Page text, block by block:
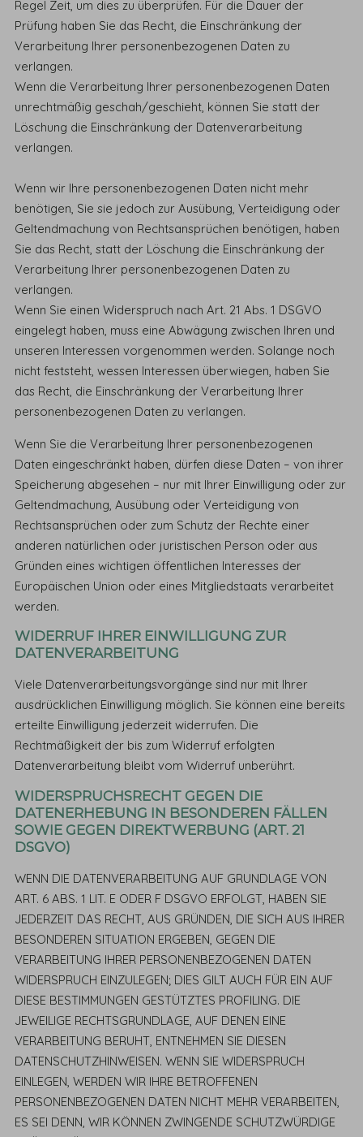
Regel Zeit, um dies zu überprüfen. Für die Dauer der
Prüfung haben Sie das Recht, die Einschränkung der
Verarbeitung Ihrer personenbezogenen Daten zu
verlangen.
Wenn die Verarbeitung Ihrer personenbezogenen Daten
unrechtmäßig geschah/geschieht, können Sie statt der
Löschung die Einschränkung der Datenverarbeitung
verlangen.
Wenn wir Ihre personenbezogenen Daten nicht mehr
benötigen, Sie sie jedoch zur Ausübung, Verteidigung oder
Geltendmachung von Rechtsansprüchen benötigen, haben
Sie das Recht, statt der Löschung die Einschränkung der
Verarbeitung Ihrer personenbezogenen Daten zu
verlangen.
Wenn Sie einen Widerspruch nach Art. 21 Abs. 1 DSGVO
eingelegt haben, muss eine Abwägung zwischen Ihren und
unseren Interessen vorgenommen werden. Solange noch
nicht feststeht, wessen Interessen überwiegen, haben Sie
das Recht, die Einschränkung der Verarbeitung Ihrer
personenbezogenen Daten zu verlangen.
Wenn Sie die Verarbeitung Ihrer personenbezogenen
Daten eingeschränkt haben, dürfen diese Daten – von ihrer
Speicherung abgesehen – nur mit Ihrer Einwilligung oder zur
Geltendmachung, Ausübung oder Verteidigung von
Rechtsansprüchen oder zum Schutz der Rechte einer
anderen natürlichen oder juristischen Person oder aus
Gründen eines wichtigen öffentlichen Interesses der
Europäischen Union oder eines Mitgliedstaats verarbeitet
werden.
WIDERRUF IHRER EINWILLIGUNG ZUR
DATENVERARBEITUNG
Viele Datenverarbeitungsvorgänge sind nur mit Ihrer
ausdrücklichen Einwilligung möglich. Sie können eine bereits
erteilte Einwilligung jederzeit widerrufen. Die
Rechtmäßigkeit der bis zum Widerruf erfolgten
Datenverarbeitung bleibt vom Widerruf unberührt.
WIDERSPRUCHSRECHT GEGEN DIE
DATENERHEBUNG IN BESONDEREN FÄLLEN
SOWIE GEGEN DIREKTWERBUNG (ART. 21
DSGVO)
WENN DIE DATENVERARBEITUNG AUF GRUNDLAGE VON
ART. 6 ABS. 1 LIT. E ODER F DSGVO ERFOLGT, HABEN SIE
JEDERZEIT DAS RECHT, AUS GRÜNDEN, DIE SICH AUS IHRER
BESONDEREN SITUATION ERGEBEN, GEGEN DIE
VERARBEITUNG IHRER PERSONENBEZOGENEN DATEN
WIDERSPRUCH EINZULEGEN; DIES GILT AUCH FÜR EIN AUF
DIESE BESTIMMUNGEN GESTÜTZTES PROFILING. DIE
JEWEILIGE RECHTSGRUNDLAGE, AUF DENEN EINE
VERARBEITUNG BERUHT, ENTNEHMEN SIE DIESEN
DATENSCHUTZHINWEISEN. WENN SIE WIDERSPRUCH
EINLEGEN, WERDEN WIR IHRE BETROFFENEN
PERSONENBEZOGENEN DATEN NICHT MEHR VERARBEITEN,
ES SEI DENN, WIR KÖNNEN ZWINGENDE SCHUTZWÜRDIGE